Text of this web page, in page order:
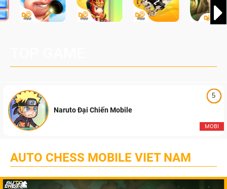
5
MOBI
Naruto Đại Chiến Mobile
AUTO CHESS MOBILE VIET NAM